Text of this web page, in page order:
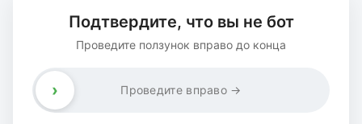
Подтвердите, что вы не бот
Проведите ползунок вправо до конца
Проведите вправо →
›